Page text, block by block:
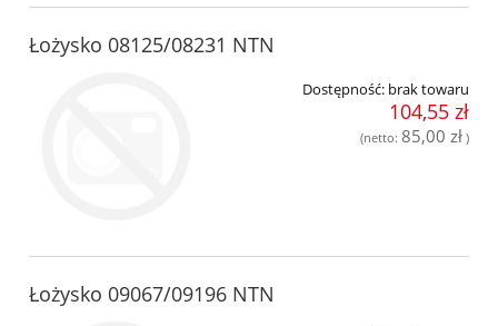
Łożysko 08125/08231 NTN
Dostępność: brak towaru
104,55 zł
(netto: 85,00 zł )
Łożysko 09067/09196 NTN